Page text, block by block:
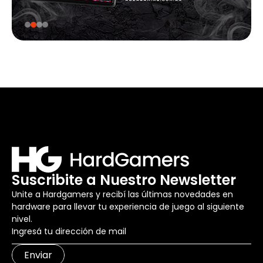
Suscribite a Nuestro Newsletter
Unite a Hardgamers y recibí las últimas novedades en
hardware para llevar tu experiencia de juego al siguiente
nivel.
Enviar